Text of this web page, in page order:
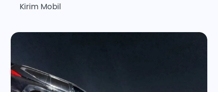
Kirim Mobil